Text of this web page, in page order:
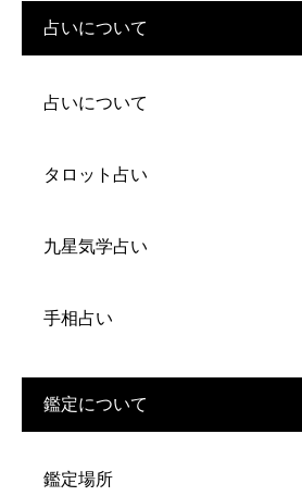
占いについて
占いについて
タロット占い
九星気学占い
手相占い
鑑定について
鑑定場所